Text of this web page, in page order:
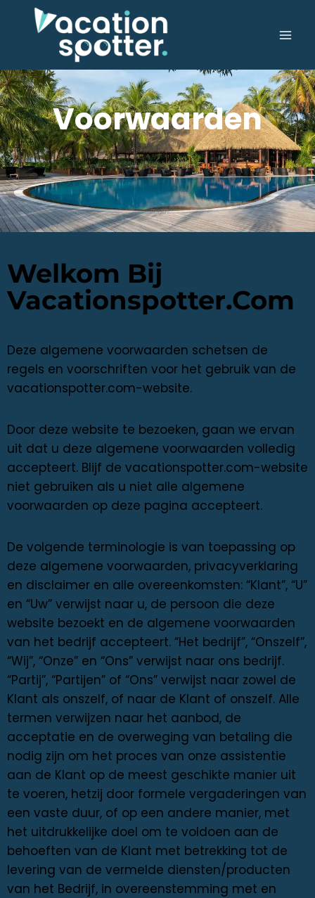
Voorwaarden
Welkom Bij
Vacationspotter.com
Deze algemene voorwaarden schetsen de
regels en voorschriften voor het gebruik van de
vacationspotter.com-website.
Door deze website te bezoeken, gaan we ervan
uit dat u deze algemene voorwaarden volledig
accepteert. Blijf de vacationspotter.com-website
niet gebruiken als u niet alle algemene
voorwaarden op deze pagina accepteert.
De volgende terminologie is van toepassing op
deze algemene voorwaarden, privacyverklaring
en disclaimer en alle overeenkomsten: “Klant”, “U”
en “Uw” verwijst naar u, de persoon die deze
website bezoekt en de algemene voorwaarden
van het bedrijf accepteert. “Het bedrijf”, “Onszelf”,
“Wij”, “Onze” en “Ons” verwijst naar ons bedrijf.
“Partij”, “Partijen” of “Ons” verwijst naar zowel de
Klant als onszelf, of naar de Klant of onszelf. Alle
termen verwijzen naar het aanbod, de
acceptatie en de overweging van betaling die
nodig zijn om het proces van onze assistentie
aan de Klant op de meest geschikte manier uit
te voeren, hetzij door formele vergaderingen van
een vaste duur, of op een andere manier, met
het uitdrukkelijke doel om te voldoen aan de
behoeften van de Klant met betrekking tot de
levering van de vermelde diensten/producten
van het Bedrijf, in overeenstemming met en